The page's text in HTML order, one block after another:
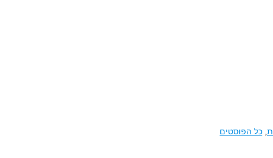
כל הפוסטים